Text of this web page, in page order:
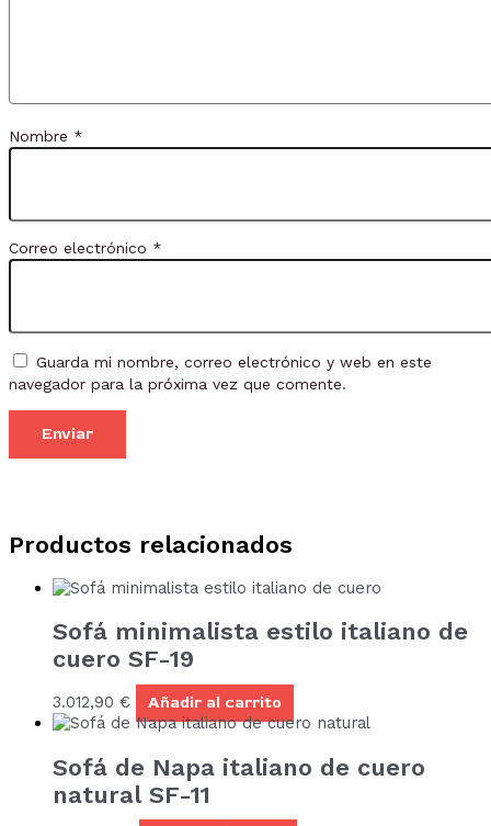
Nombre *
Correo electrónico *
Guarda mi nombre, correo electrónico y web en este
navegador para la próxima vez que comente.
Productos relacionados
Sofá minimalista estilo italiano de
cuero SF-19
3.012,90 € Añadir al carrito
Sofá de Napa italiano de cuero
natural SF-11